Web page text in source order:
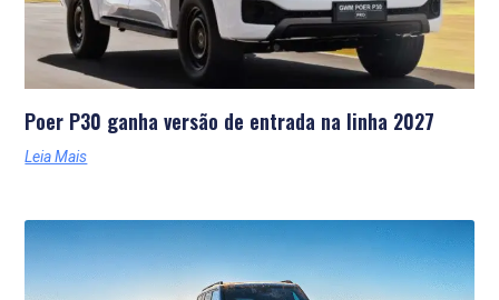
Poer P30 ganha versão de entrada na linha 2027
Leia Mais